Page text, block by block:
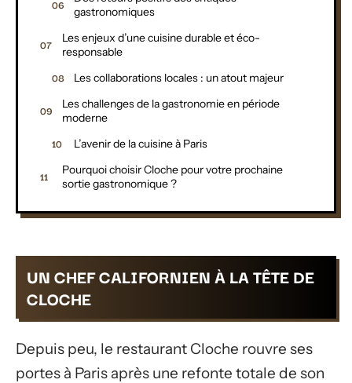
gastronomiques
Les enjeux d’une cuisine durable et éco-
responsable
Les collaborations locales : un atout majeur
Les challenges de la gastronomie en période
moderne
L’avenir de la cuisine à Paris
Pourquoi choisir Cloche pour votre prochaine
sortie gastronomique ?
UN CHEF CALIFORNIEN À LA TÊTE DE
CLOCHE
Depuis peu, le restaurant Cloche rouvre ses
portes à Paris après une refonte totale de son